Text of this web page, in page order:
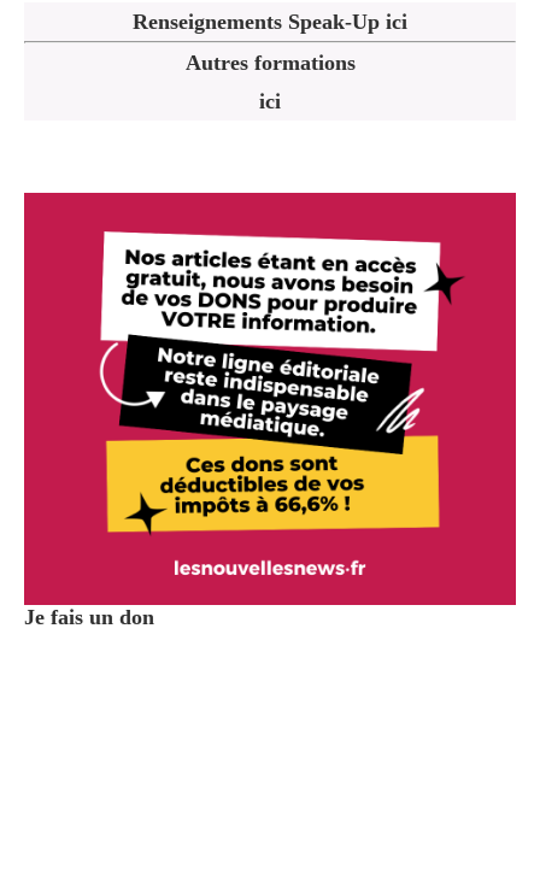
Renseignements Speak-Up ici
Autres formations
ici
Je fais un don